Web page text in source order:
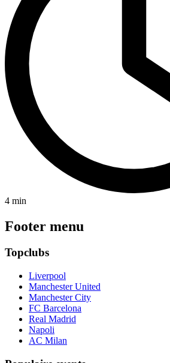
4 min
Footer menu
Topclubs
Liverpool
Manchester United
Manchester City
FC Barcelona
Real Madrid
Napoli
AC Milan